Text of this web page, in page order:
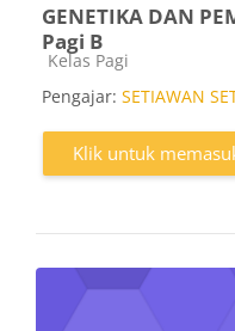
GENETIKA DAN
Pagi B
Kategori kursus
Kelas Pagi
Pengajar: SETIAWAN
Klik untuk